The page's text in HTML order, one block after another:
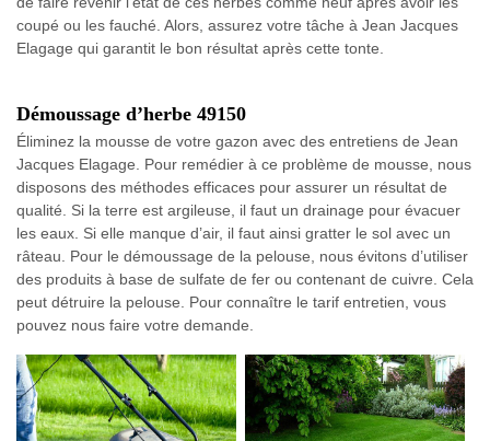
coupé ou les fauché. Alors, assurez votre tâche à Jean Jacques
Elagage qui garantit le bon résultat après cette tonte.
Démoussage d’herbe 49150
Éliminez la mousse de votre gazon avec des entretiens de Jean
Jacques Elagage. Pour remédier à ce problème de mousse, nous
disposons des méthodes efficaces pour assurer un résultat de
qualité. Si la terre est argileuse, il faut un drainage pour évacuer
les eaux. Si elle manque d’air, il faut ainsi gratter le sol avec un
râteau. Pour le démoussage de la pelouse, nous évitons d’utiliser
des produits à base de sulfate de fer ou contenant de cuivre. Cela
peut détruire la pelouse. Pour connaître le tarif entretien, vous
pouvez nous faire votre demande.